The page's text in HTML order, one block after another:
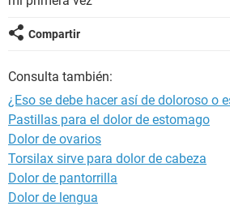
Compartir
Consulta también:
¿Eso se debe hacer así de doloroso o
Pastillas para el dolor de estomago
Dolor de ovarios
Torsilax sirve para dolor de cabeza
Dolor de pantorrilla
Dolor de lengua